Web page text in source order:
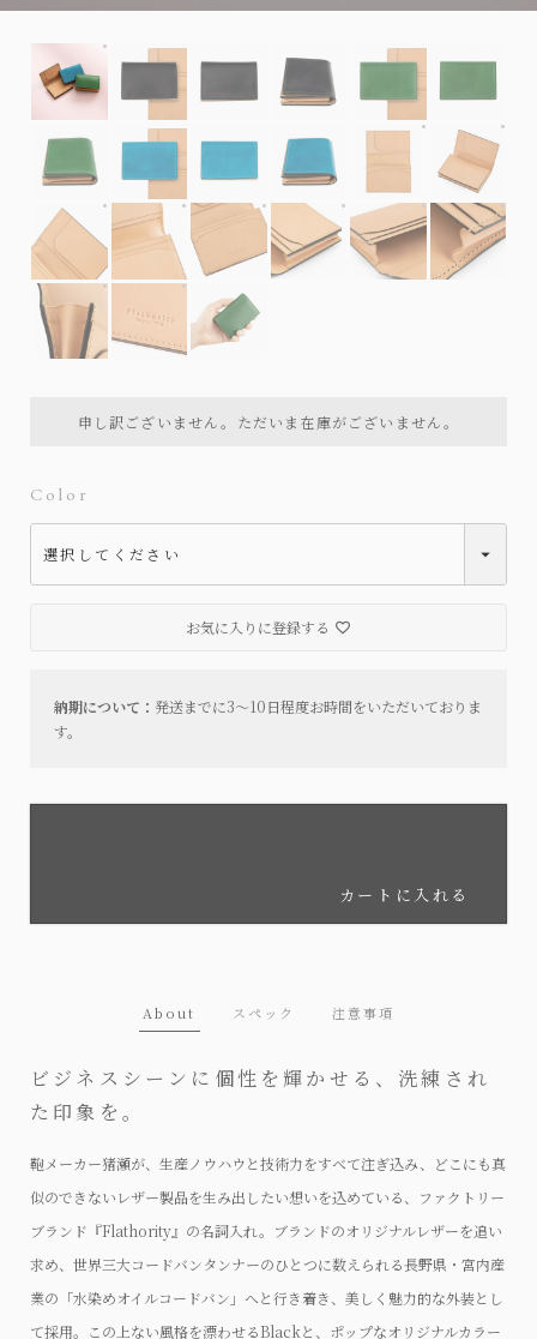
水染めオイルコードバン 名刺入れ
内装は全カラ
内装は全カラー共通内装は全カラー共通内装は全カラー共通内装は全カラー共通
内装は全カラ
内
内装は全カラー共通内装は全カラー共通
About スペック 注意事項
ビジネスシーンに個性を輝かせる、洗練され
た印象を。
鞄メーカー猪瀬が、生産ノウハウと技術力をすべて注ぎ込み、どこにも真
似のできないレザー製品を生み出したい想いを込めている、ファクトリー
ブランド『Flathority』の名詞入れ。ブランドのオリジナルレザーを追い
求め、世界三大コードバンタンナーのひとつに数えられる長野県・宮内産
業の「水染めオイルコードバン」へと行き着き、美しく魅力的な外装とし
て採用。この上ない風格を漂わせるBlackと、ポップなオリジナルカラー
申し訳ございません。ただいま在庫がございません。
納期について： 発送までに3～10日程度お時間をいただいておりま
す。
Color
お気に入りに登録する
カートに入れる